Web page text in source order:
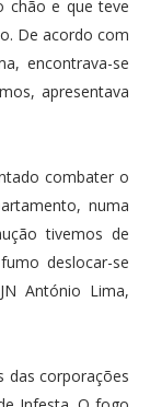
chão e que teve
De acordo com
encontrava-se
apresentava
combater o
numa
tivemos de
deslocar-se
António Lima,
das corporações